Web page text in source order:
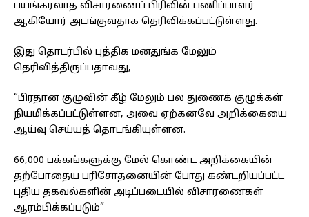
பயங்கரவாத விசாரணைப் பிரிவின் பணிப்பாளர்
ஆகியோர் அடங்குவதாக தெரிவிக்கப்பட்டுள்ளது.
இது தொடர்பில் புத்திக மனதுங்க மேலும்
தெரிவித்திருப்பதாவது,
“பிரதான குழுவின் கீழ் மேலும் பல துணைக் குழுக்கள்
நியமிக்கப்பட்டுள்ளன, அவை ஏற்கனவே அறிக்கையை
ஆய்வு செய்யத் தொடங்கியுள்ளன.
66,000 பக்கங்களுக்கு மேல் கொண்ட அறிக்கையின்
தற்போதைய பரிசோதனையின் போது கண்டறியப்பட்ட
புதிய தகவல்களின் அடிப்படையில் விசாரணைகள்
ஆரம்பிக்கப்படும்”